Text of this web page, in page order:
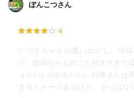
ぽんこつさん
4
いつきちゃんの重い女だし、情
ど、紗和ちゃんのこと好きすぎて
ョロい）のかわいい。白峰さんは
きるイメージあるけど、やっぱり